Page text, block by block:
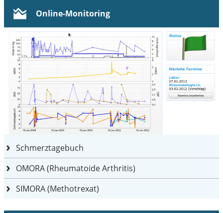
Online-Monitoring
Schmerztagebuch
OMORA (Rheumatoide Arthritis)
SIMORA (Methotrexat)